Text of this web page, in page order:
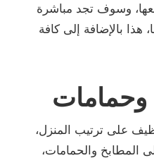
وسوف تجد مباشرة
هذا بالإضافة إلى كافة
على ترتيب المنزل،
المطابخ والحمامات،